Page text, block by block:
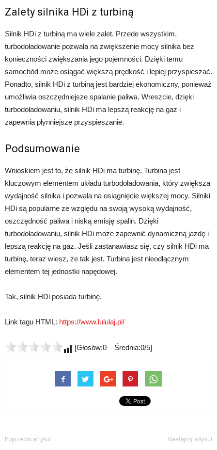
Zalety silnika HDi z turbiną
Silnik HDi z turbiną ma wiele zalet. Przede wszystkim,
turbodoładowanie pozwala na zwiększenie mocy silnika bez
konieczności zwiększania jego pojemności. Dzięki temu
samochód może osiągać większą prędkość i lepiej przyspieszać.
Ponadto, silnik HDi z turbiną jest bardziej ekonomiczny, ponieważ
umożliwia oszczędniejsze spalanie paliwa. Wreszcie, dzięki
turbodoładowaniu, silnik HDi ma lepszą reakcję na gaz i
zapewnia płynniejsze przyspieszanie.
Podsumowanie
Wnioskiem jest to, że silnik HDi ma turbinę. Turbina jest
kluczowym elementem układu turbodoładowania, który zwiększa
wydajność silnika i pozwala na osiągnięcie większej mocy. Silniki
HDi są popularne ze względu na swoją wysoką wydajność,
oszczędność paliwa i niską emisję spalin. Dzięki
turbodoładowaniu, silnik HDi może zapewnić dynamiczną jazdę i
lepszą reakcję na gaz. Jeśli zastanawiasz się, czy silnik HDi ma
turbinę, teraz wiesz, że tak jest. Turbina jest nieodłącznym
elementem tej jednostki napędowej.
Tak, silnik HDi posiada turbinę.
Link tagu HTML: https://www.lululaj.pl/
[Głosów:0 Średnia:0/5]
Poprzedni artykuł Następny artykuł